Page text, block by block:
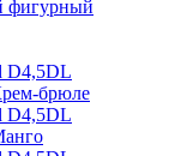
фигурный
D4,5DL
брюле
D4,5DL